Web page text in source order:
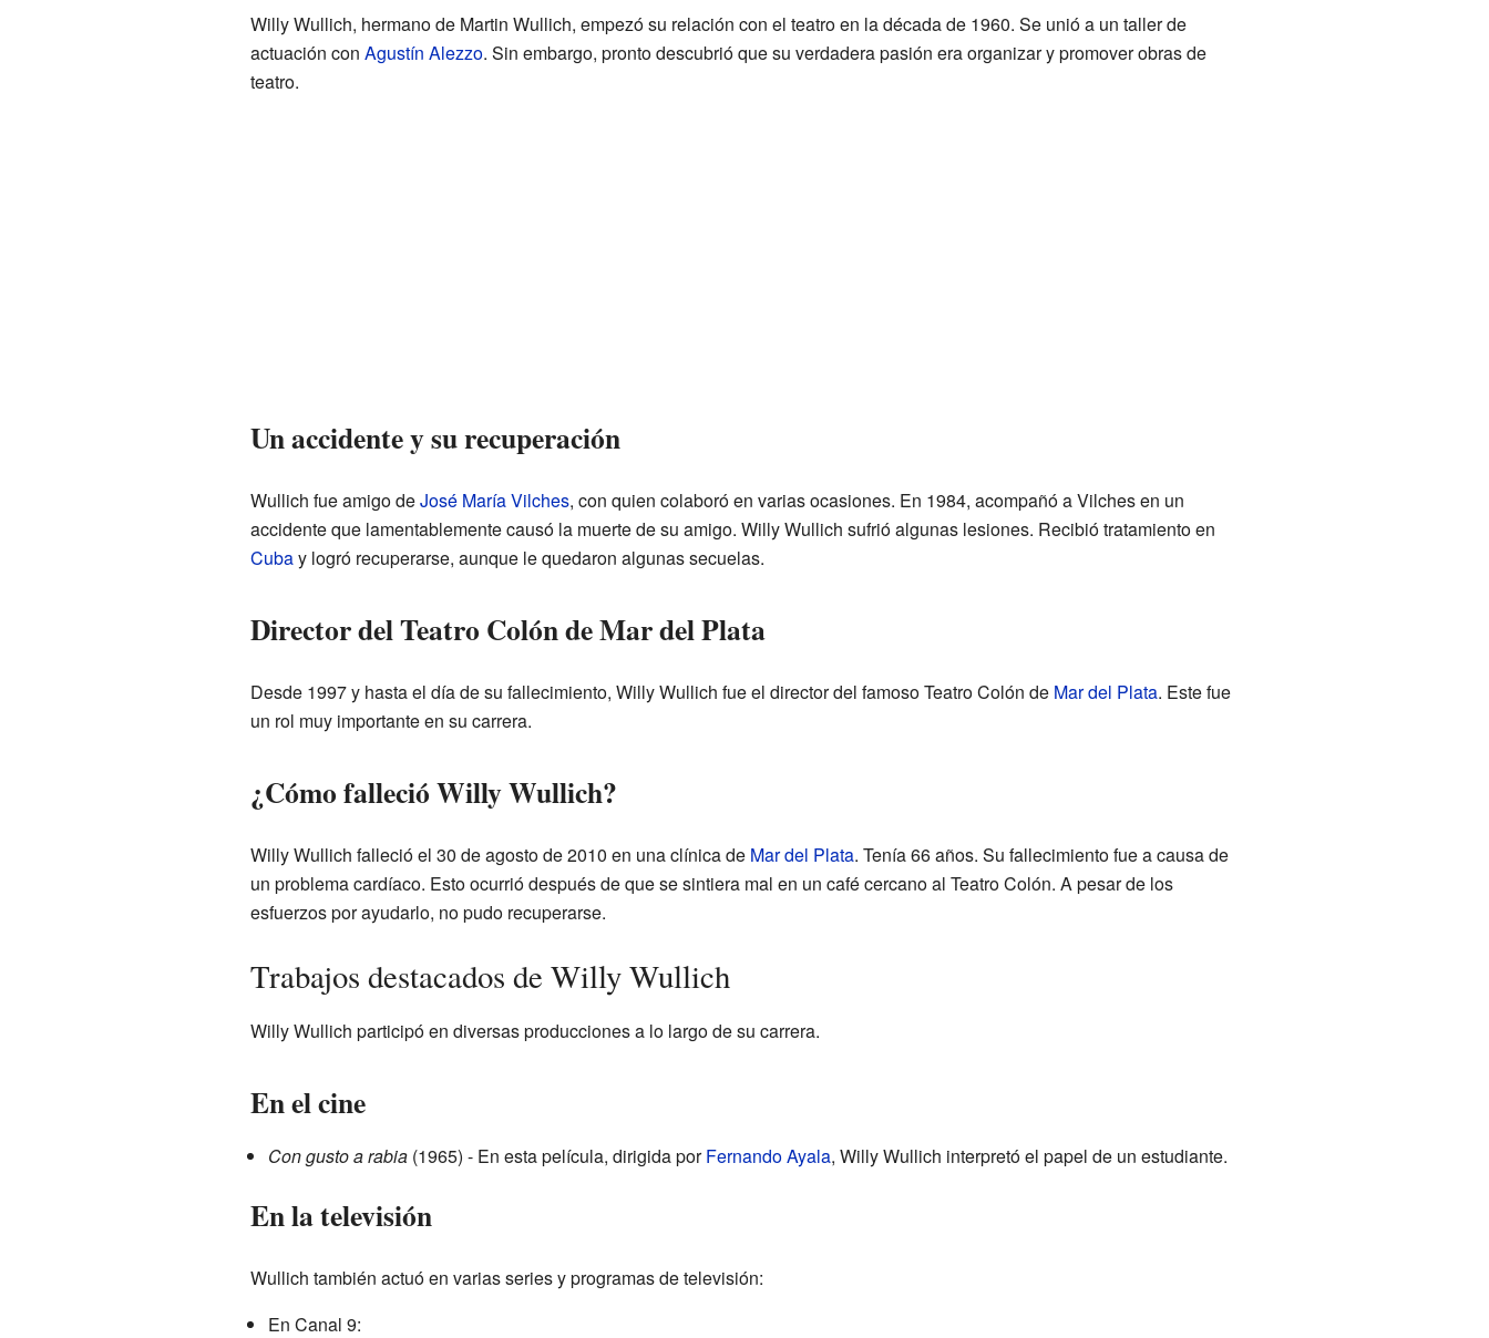
Willy Wullich, hermano de Martin Wullich, empezó su relación con el teatro en la década de 1960. Se unió a un taller de
actuación con Agustín Alezzo. Sin embargo, pronto descubrió que su verdadera pasión era organizar y promover obras de
teatro.
Un accidente y su recuperación
Wullich fue amigo deJosé María Vilches, con quien colaboró en varias ocasiones. En 1984, acompañó a Vilches en un
accidente que lamentablemente causó la muerte de su amigo. Willy Wullich sufrió algunas lesiones. Recibió tratamiento en
Cubay logró recuperarse, aunque le quedaron algunas secuelas.
Director del Teatro Colón de Mar del Plata
Desde 1997 y hasta el día de su fallecimiento, Willy Wullich fue el director del famoso Teatro Colón de Mar del Plata. Este fue
un rol muy importante en su carrera.
¿Cómo falleció Willy Wullich?
Willy Wullich falleció el 30 de agosto de 2010 en una clínica de Mar del Plata. Tenía 66 años. Su fallecimiento fue a causa de
un problema cardíaco. Esto ocurrió después de que se sintiera mal en un café cercano al Teatro Colón. A pesar de los
esfuerzos por ayudarlo, no pudo recuperarse.
Trabajos destacados de Willy Wullich
Willy Wullich participó en diversas producciones a lo largo de su carrera.
En el cine
Con gusto a rabia(1965) - En esta película, dirigida porFernando Ayala, Willy Wullich interpretó el papel de un estudiante.
En la televisión
Wullich también actuó en varias series y programas de televisión:
En Canal 9: